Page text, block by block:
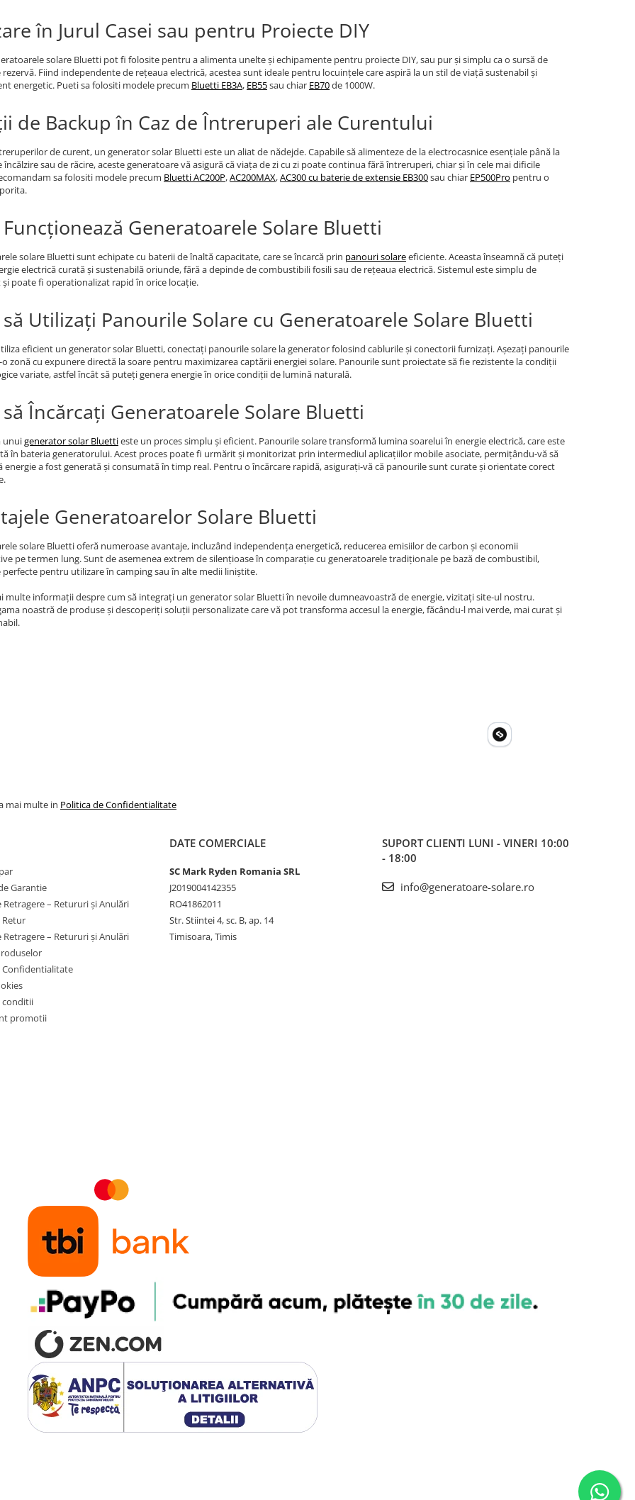
în Jurul Casei sau pentru Proiecte DIY
solare Bluetti pot fi folosite pentru a alimenta unelte și echipamente pentru proiecte DIY, sau pur și simplu ca o sursă de
rezervă. Fiind independente de rețeaua electrică, acestea sunt ideale pentru locuințele care aspiră la un stil de viață sustenabil și
energetic. Pueti sa folositi modele precum Bluetti EB3A, EB55sau chiar EB70de 1000W.
de Backup în Caz de Întreruperi ale Curentului
de curent, un generator solar Bluetti este un aliat de nădejde. Capabile să alimenteze de la electrocasnice esențiale până la
încălzire sau de răcire, aceste generatoare vă asigură că viața de zi cu zi poate continua fără întreruperi, chiar și în cele mai dificile
sa folositi modele precum Bluetti AC200P,AC200MAX,AC300 cu baterie de extensie EB300sau chiar EP500Pro pentru o
Generatoarele Solare Bluetti
solare Bluetti sunt echipate cu baterii de înaltă capacitate, care se încarcă prin panouri solareeficiente. Aceasta înseamnă că puteți
electrică curată și sustenabilă oriunde, fără a depinde de combustibili fosili sau de rețeaua electrică. Sistemul este simplu de
poate fi operationalizat rapid în orice locație.
Utilizați Panourile Solare cu Generatoarele Solare Bluetti
eficient un generator solar Bluetti, conectați panourile solare la generator folosind cablurile și conectorii furnizați. Așezați panourile
zonă cu expunere directă la soare pentru maximizarea captării energiei solare. Panourile sunt proiectate să fie rezistente la condiții
variate, astfel încât să puteți genera energie în orice condiții de lumină naturală.
Încărcați Generatoarele Solare Bluetti
unuigenerator solar Bluettieste un proces simplu și eficient. Panourile solare transformă lumina soarelui în energie electrică, care este
în bateria generatorului. Acest proces poate fi urmărit și monitorizat prin intermediul aplicațiilor mobile asociate, permițându-vă să
energie a fost generată și consumată în timp real. Pentru o încărcare rapidă, asigurați-vă că panourile sunt curate și orientate corect
Generatoarelor Solare Bluetti
solare Bluetti oferă numeroase avantaje, incluzând independența energetică, reducerea emisiilor de carbon și economii
pe termen lung. Sunt de asemenea extrem de silențioase în comparație cu generatoarele tradiționale pe bază de combustibil,
perfecte pentru utilizare în camping sau în alte medii liniștite.
multe informații despre cum să integrați un generator solar Bluetti în nevoile dumneavoastră de energie, vizitați site-ul nostru.
noastră de produse și descoperiți soluții personalizate care vă pot transforma accesul la energie, făcându-l mai verde, mai curat și
mai multe in Politica de Confidentialitate
Garantie
Retragere – Retururi și Anulări
Retur
Retragere – Retururi și Anulări
Confidentialitate
conditii
promotii
DATE COMERCIALE
SC Mark Ryden Romania SRL
J2019004142355
RO41862011
Str. Stiintei 4, sc. B, ap. 14
Timisoara, Timis
SUPORT CLIENTI LUNI - VINERI 10:00
- 18:00
info@generatoare-solare.ro